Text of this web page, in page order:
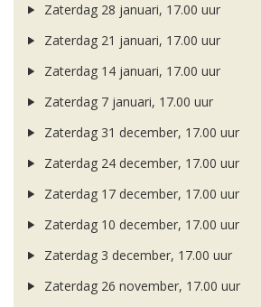
Zaterdag 28 januari, 17.00 uur
Zaterdag 21 januari, 17.00 uur
Zaterdag 14 januari, 17.00 uur
Zaterdag 7 januari, 17.00 uur
Zaterdag 31 december, 17.00 uur
Zaterdag 24 december, 17.00 uur
Zaterdag 17 december, 17.00 uur
Zaterdag 10 december, 17.00 uur
Zaterdag 3 december, 17.00 uur
Zaterdag 26 november, 17.00 uur